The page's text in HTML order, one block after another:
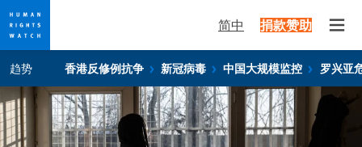
Skip
to
cookie
privacy
notice
Skip
to
main
content
简中 捐款赞助
趋势 香港反修例抗争 新冠病毒 中国大规模监控 罗兴亚